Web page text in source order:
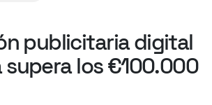
publicitariadigital
supera los€100.000